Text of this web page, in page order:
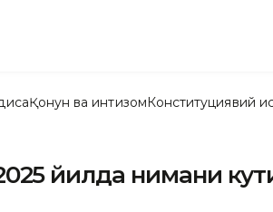
Қонун ва интизомКонституциявий
йилда нимани